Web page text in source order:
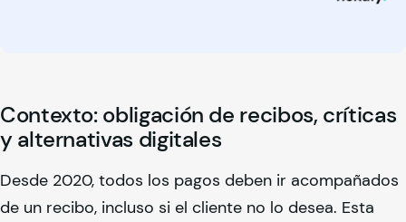
Contexto: obligación de recibos, críticas
y alternativas digitales
Desde 2020, todos los pagos deben ir acompañados
de un recibo, incluso si el cliente no lo desea. Esta